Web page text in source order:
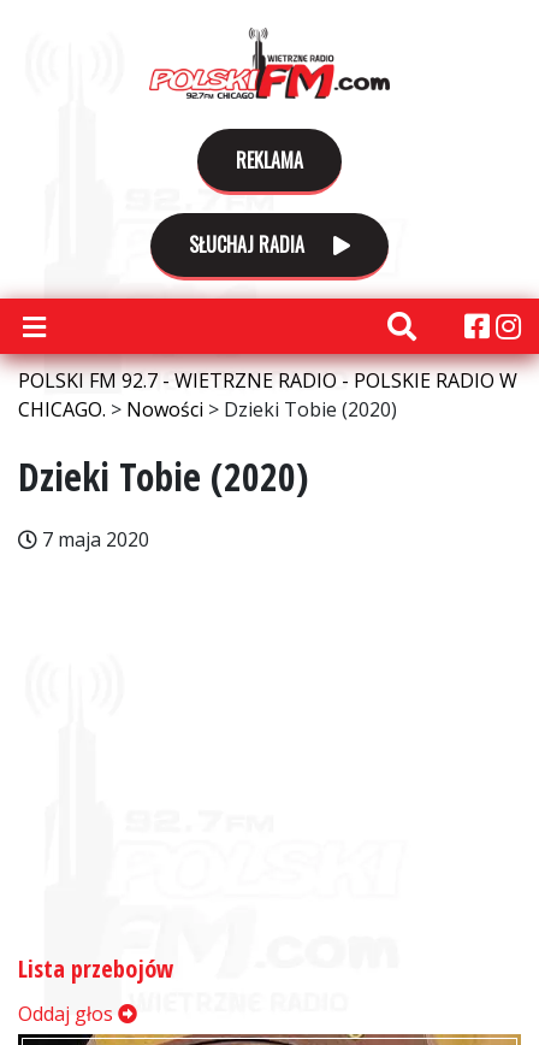
REKLAMA
SŁUCHAJ RADIA
POLSKI FM 92.7 - WIETRZNE RADIO - POLSKIE RADIO W
CHICAGO. > Nowości > Dzieki Tobie (2020)
Dzieki Tobie (2020)
7 maja 2020
Lista przebojów
Oddaj głos